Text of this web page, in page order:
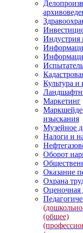
Индустрия
Культура и
Маркетинг
изыскания
Музейное
Налоги и
Оборот
Оказание
Охрана
Оценочная
(общее)